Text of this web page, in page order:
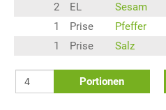
2
EL
Sesam
1
Prise
Pfeffer
1
Prise Salz
Portionen